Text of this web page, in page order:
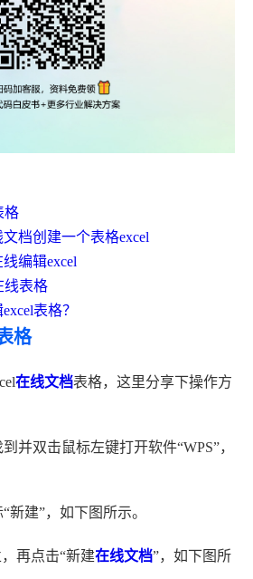
格
档创建一个表格excel
编辑excel
线表格
表格？
格
在线文档表格，这里分享下操作方
并双击鼠标左键打开软件“WPS”，
新建”，如下图所示。
再点击“新建在线文档”，如下图所